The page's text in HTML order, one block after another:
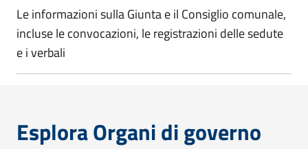
Le informazioni sulla Giunta e il Consiglio comunale,
incluse le convocazioni, le registrazioni delle sedute
e i verbali
Esplora Organi di governo